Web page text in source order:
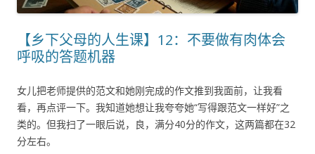
【乡下父母的人生课】12：不要做有肉体会
呼吸的答题机器
女儿把老师提供的范文和她刚完成的作文推到我面前，让我看
看，再点评一下。我知道她想让我夸夸她“写得跟范文一样好”之
类的。但我扫了一眼后说，良，满分40分的作文，这两篇都在32
分左右。